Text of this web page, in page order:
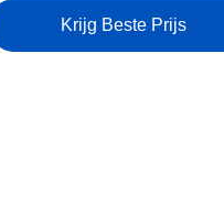
Krijg Beste Prijs